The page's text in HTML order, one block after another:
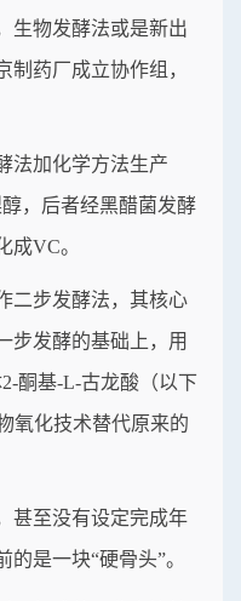
生物发酵法或是新出
制药厂成立协作组，
法加化学方法生产
，后者经黑醋菌发酵
成VC。
二步发酵法，其核心
步发酵的基础上，用
酮基-L-古龙酸（以下
氧化技术替代原来的
甚至没有设定完成年
是一块“硬骨头”。